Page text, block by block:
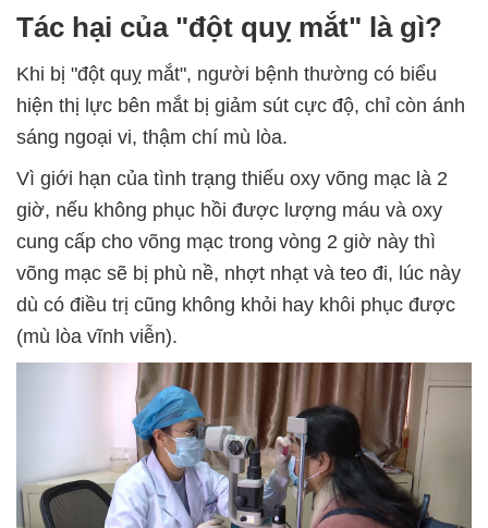
Tác hại của "đột quỵ mắt" là gì?
Khi bị "đột quỵ mắt", người bệnh thường có biểu
hiện thị lực bên mắt bị giảm sút cực độ, chỉ còn ánh
sáng ngoại vi, thậm chí mù lòa.
Vì giới hạn của tình trạng thiếu oxy võng mạc là 2
giờ, nếu không phục hồi được lượng máu và oxy
cung cấp cho võng mạc trong vòng 2 giờ này thì
võng mạc sẽ bị phù nề, nhợt nhạt và teo đi, lúc này
dù có điều trị cũng không khỏi hay khôi phục được
(mù lòa vĩnh viễn).